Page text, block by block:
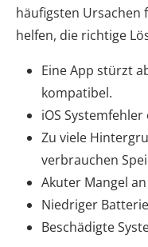
häufigsten Ursachen
helfen, die richtige
Eine App stürzt
kompatibel.
iOS
Zu viele
verbrauchen
Akuter Mangel
Niedriger
Beschädigte